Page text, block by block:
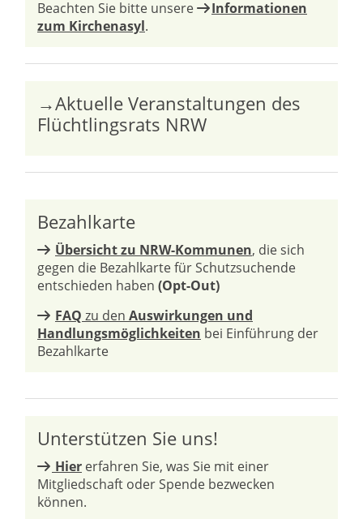
Beachten Sie bitte unsere
Informationen
zum Kirchenasyl.
→Aktuelle Veranstaltungen des
Flüchtlingsrats NRW
Bezahlkarte
Übersicht zu NRW-Kommunen, die sich
gegen die Bezahlkarte für Schutzsuchende
entschieden haben (Opt-Out)
FAQ zu den Auswirkungen und
Handlungsmöglichkeiten bei Einführung der
Bezahlkarte
Unterstützen Sie uns!
Hier erfahren Sie, was Sie mit einer
Mitgliedschaft oder Spende bezwecken
können.